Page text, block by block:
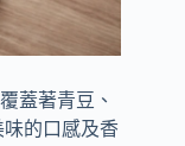
蓋著青豆、
的口感及香